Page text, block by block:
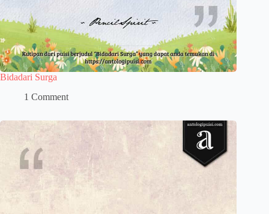
Bidadari Surga
1 Comment